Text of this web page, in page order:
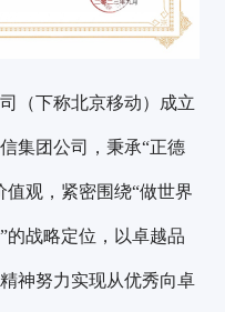
（下称北京移动）成立
集团公司，秉承“正德
值观，紧密围绕“做世界
的战略定位，以卓越品
神努力实现从优秀向卓